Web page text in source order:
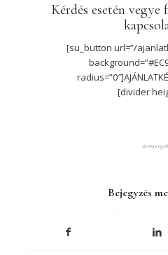
Kérdés esetén
[su_button url=”/
[divider
Bejegyzés